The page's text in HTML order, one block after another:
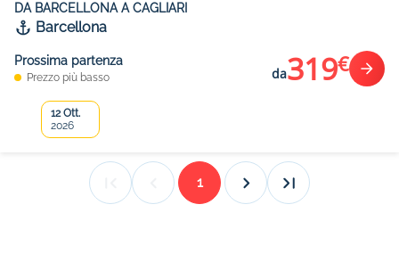
DA BARCELLONA A CAGLIARI
Barcellona
Prossima partenza
Prezzo più basso da319€
12 Ott.
2026
1